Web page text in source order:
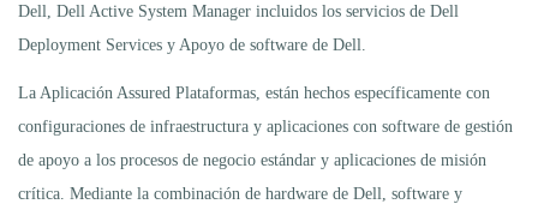
Dell, Dell Active System Manager incluidos los servicios de Dell
Deployment Services y Apoyo de software de Dell.
La Aplicación Assured Plataformas, están hechos específicamente con
configuraciones de infraestructura y aplicaciones con software de gestión
de apoyo a los procesos de negocio estándar y aplicaciones de misión
crítica. Mediante la combinación de hardware de Dell, software y